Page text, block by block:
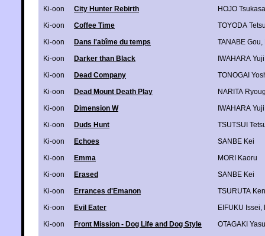
Ki-oon
City Hunter Rebirth
HOJO Tsukasa
Ki-oon
Coffee Time
TOYODA
Ki-oon
Dans l'abîme du temps TANABE Gou,
Ki-oon
Darker than Black IWAHARA Yuji
Ki-oon
Dead Company
TONOGAI
Ki-oon
Dead Mount Death Play
NARITA
Ki-oon
Dimension W
IWAHARA Yuji
Ki-oon
Duds Hunt
TSUTSUI
Ki-oon
Echoes
SANBE Kei
Ki-oon
Emma
MORI Kaoru
Ki-oon
Erased
SANBE Kei
Ki-oon
Errances d'Emanon
TSURUTA
Ki-oon
Evil Eater EIFUKU Issei,
Ki-oon
Front Mission - Dog Life and Dog Style
OTAGAKI